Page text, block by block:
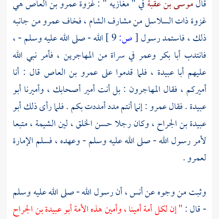
قالموسى بن عقبةفي " مغازيه " : غزوةعمرو بن العاصهي
غزوة ذات السلاسل من مشارفالشام ،فخافعمرومن جانبه
ذلك ، فاستمد رسول[ص:
الله - صلى الله عليه وسلم - ،
فانتدب أبا بكر وعمر في سراة من المهاجرين ، فأمر نبي الله
عليهم أبا عبيدة ، فلما قدموا علىعمرو بن العاص قال : أنا
أميركم ، فقال المهاجرون : بل أنت أمير أصحابك ، وأميرناأبو
عبيدة. فقالعمرو: إنما أنتم مدد أمددت بكم . فلما رأى ذلكأبو
عبيدة بن الجراح ،وكان رجلا حسن الخلق ، لين الشيمة ، متبعا
لأمر رسول الله - صلى الله عليه وسلم - وعهده ، فسلم الإمارة
لعمرو.
وثبت من وجوه عنأنس، أن رسول الله - صلى الله عليه وسلم
- قال :" إن لكل أمة أمينا ، وأمين هذه الأمة أبو عبيدة بن الجراح